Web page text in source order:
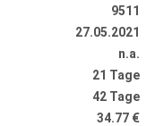
9511
27.05.2021
n.a.
21 Tage
42 Tage
34.77 €